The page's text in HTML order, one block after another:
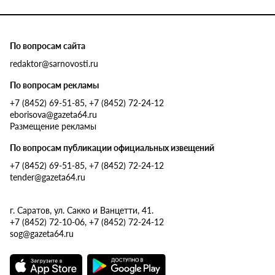
По вопросам сайта
redaktor@sarnovosti.ru
По вопросам рекламы
+7 (8452) 69-51-85, +7 (8452) 72-24-12
eborisova@gazeta64.ru
Размещение рекламы
По вопросам публикации официальных извещений
+7 (8452) 69-51-85, +7 (8452) 72-24-12
tender@gazeta64.ru
г. Саратов, ул. Сакко и Ванцетти, 41.
+7 (8452) 72-10-06, +7 (8452) 72-24-12
sog@gazeta64.ru